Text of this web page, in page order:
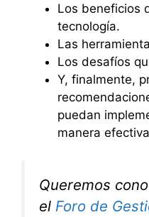
Los beneficios
tecnología.
Las
Los desafíos
Y, finalmente,
puedan
manera
Queremos
el Foro de